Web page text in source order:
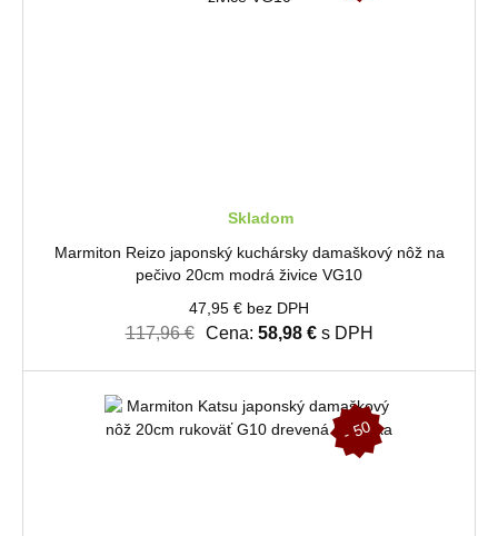
Skladom
Marmiton Reizo japonský kuchársky damaškový nôž na
pečivo 20cm modrá živice VG10
47,95 € bez DPH
117,96 € Cena: 58,98 €s DPH
-
5
0